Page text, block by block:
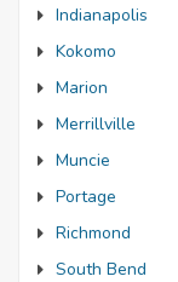
Indianapolis
Kokomo
Marion
Merrillville
Muncie
Portage
Richmond
South Bend